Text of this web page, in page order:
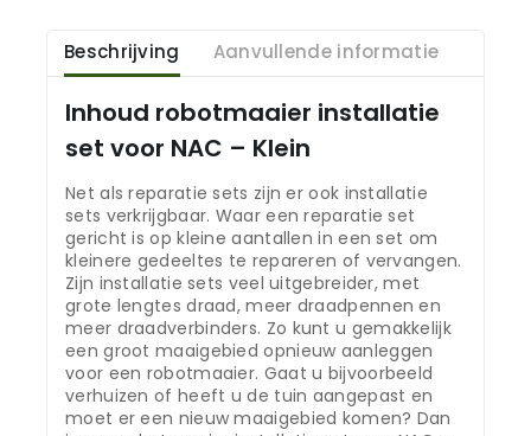
Beschrijving Aanvullende informatie
Inhoud robotmaaier installatie
set voor NAC – Klein
Net als reparatie sets zijn er ook installatie
sets verkrijgbaar. Waar een reparatie set
gericht is op kleine aantallen in een set om
kleinere gedeeltes te repareren of vervangen.
Zijn installatie sets veel uitgebreider, met
grote lengtes draad, meer draadpennen en
meer draadverbinders. Zo kunt u gemakkelijk
een groot maaigebied opnieuw aanleggen
voor een robotmaaier. Gaat u bijvoorbeeld
verhuizen of heeft u de tuin aangepast en
moet er een nieuw maaigebied komen? Dan